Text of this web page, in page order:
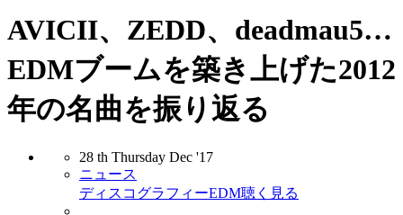
AVICII、ZEDD、deadmau5…
EDMブームを築き上げた2012
年の名曲を振り返る
28 th Thursday Dec '17
ニュース
ディスコグラフィーEDM聴く 見る